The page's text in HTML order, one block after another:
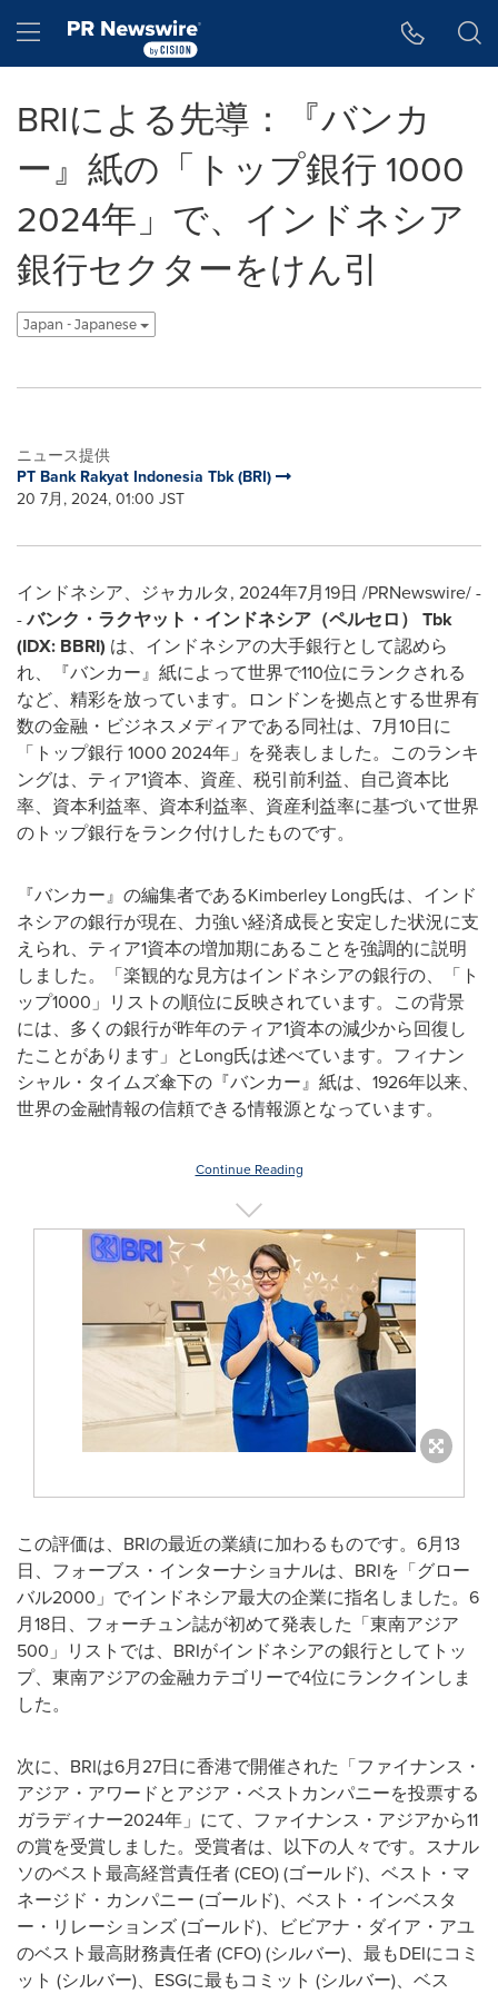
Hamburger menu
BRIによる先導：『バンカ
ー』紙の「トップ銀行 1000
2024年」で、インドネシア
銀行セクターをけん引
Japan - Japanese
ニュース提供
PT Bank Rakyat Indonesia Tbk (BRI)
20 7月, 2024, 01:00 JST
インドネシア、ジャカルタ, 2024年7月19日 /PRNewswire/ -
-バンク・ラクヤット・インドネシア（ペルセロ） Tbk
(IDX: BBRI) は、インドネシアの大手銀行として認めら
れ、『バンカー』紙によって世界で110位にランクされる
など、精彩を放っています。ロンドンを拠点とする世界有
数の金融・ビジネスメディアである同社は、7月10日に
「トップ銀行 1000 2024年」を発表しました。このランキ
ングは、ティア1資本、資産、税引前利益、自己資本比
率、資本利益率、資本利益率、資産利益率に基づいて世界
のトップ銀行をランク付けしたものです。
『バンカー』の編集者であるKimberley Long氏は、インド
ネシアの銀行が現在、力強い経済成長と安定した状況に支
えられ、ティア1資本の増加期にあることを強調的に説明
しました。「楽観的な見方はインドネシアの銀行の、「ト
ップ1000」リストの順位に反映されています。この背景
には、多くの銀行が昨年のティア1資本の減少から回復し
たことがあります」とLong氏は述べています。フィナン
シャル・タイムズ傘下の『バンカー』紙は、1926年以来、
世界の金融情報の信頼できる情報源となっています。
Continue Reading
この評価は、BRIの最近の業績に加わるものです。6月13
日、フォーブス・インターナショナルは、BRIを「グロー
バル2000」でインドネシア最大の企業に指名しました。6
月18日、フォーチュン誌が初めて発表した「東南アジア
500」リストでは、BRIがインドネシアの銀行としてトッ
プ、東南アジアの金融カテゴリーで4位にランクインしま
した。
次に、BRIは6月27日に香港で開催された「ファイナンス・
アジア・アワードとアジア・ベストカンパニーを投票する
ガラディナー2024年」にて、ファイナンス・アジアから11
の賞を受賞しました。受賞者は、以下の人々です。スナル
ソのベスト最高経営責任者 (CEO) (ゴールド)、ベスト・マ
ネージド・カンパニー (ゴールド)、ベスト・インベスタ
ー・リレーションズ (ゴールド)、ビビアナ・ダイア・アユ
のベスト最高財務責任者 (CFO) (シルバー)、最もDEIにコミ
ット (シルバー)、ESGに最もコミット (シルバー)、ベス